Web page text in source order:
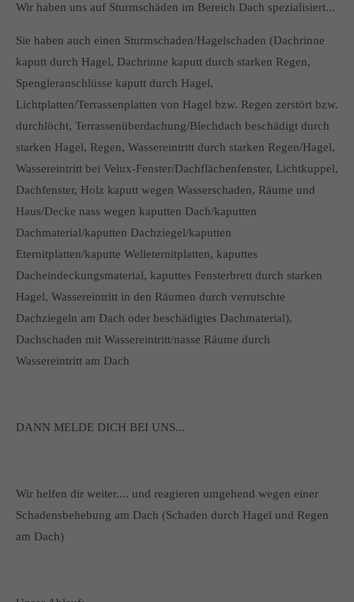
Wir haben uns auf Sturmschäden im Bereich Dach spezialisiert...
Sie haben auch einen Sturmschaden/Hagelschaden (Dachrinne
kaputt durch Hagel, Dachrinne kaputt durch starken Regen,
Spengleranschlüsse kaputt durch Hagel,
Lichtplatten/Terrassenplatten von Hagel bzw. Regen zerstört bzw.
durchlöcht, Terrassenüberdachung/Blechdach beschädigt durch
starken Hagel, Regen, Wassereintritt durch starken Regen/Hagel,
Wassereintritt bei Velux-Fenster/Dachflächenfenster, Lichtkuppel,
Dachfenster, Holz kaputt wegen Wasserschaden, Räume und
Haus/Decke nass wegen kaputten Dach/kaputten
Dachmaterial/kaputten Dachziegel/kaputten
Eternitplatten/kaputte Welleternitplatten, kaputtes
Dacheindeckungsmaterial, kaputtes Fensterbrett durch starken
Hagel, Wassereintritt in den Räumen durch verrutschte
Dachziegeln am Dach oder beschädigtes Dachmaterial),
Dachschaden mit Wassereintritt/nasse Räume durch
Wassereintritt am Dach
DANN MELDE DICH BEI UNS...
Wir helfen dir weiter.... und reagieren umgehend wegen einer
Schadensbehebung am Dach (Schaden durch Hagel und Regen
am Dach)